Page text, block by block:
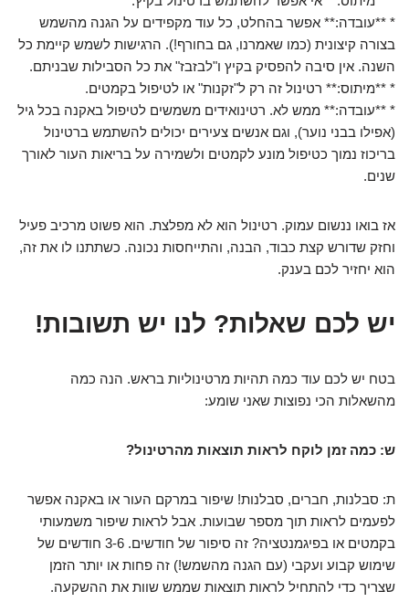
* **עובדה:** אפשר בהחלט, כל עוד מקפידים על הגנה מהשמש
בצורה קיצונית (כמו שאמרנו, גם בחורף!). הרגישות לשמש קיימת כל
השנה. אין סיבה להפסיק בקיץ ו"לבזבז" את כל הסבילות שבניתם.
* **מיתוס:** רטינול זה רק ל"זקנות" או לטיפול בקמטים.
* **עובדה:** ממש לא. רטינואידים משמשים לטיפול באקנה בכל גיל
(אפילו בבני נוער), וגם אנשים צעירים יכולים להשתמש ברטינול
בריכוז נמוך כטיפול מונע לקמטים ולשמירה על בריאות העור לאורך
שנים.
אז בואו ננשום עמוק. רטינול הוא לא מפלצת. הוא פשוט מרכיב פעיל
וחזק שדורש קצת כבוד, הבנה, והתייחסות נכונה. כשתתנו לו את זה,
הוא יחזיר לכם בענק.
יש לכם שאלות? לנו יש תשובות!
בטח יש לכם עוד כמה תהיות מרטינוליות בראש. הנה כמה
מהשאלות הכי נפוצות שאני שומע:
ש: כמה זמן לוקח לראות תוצאות מהרטינול?
ת: סבלנות, חברים, סבלנות! שיפור במרקם העור או באקנה אפשר
לפעמים לראות תוך מספר שבועות. אבל לראות שיפור משמעותי
בקמטים או בפיגמנטציה? זה סיפור של חודשים. 3-6 חודשים של
שימוש קבוע ועקבי (עם הגנה מהשמש!) זה פחות או יותר הזמן
שצריך כדי להתחיל לראות תוצאות שממש שוות את ההשקעה.